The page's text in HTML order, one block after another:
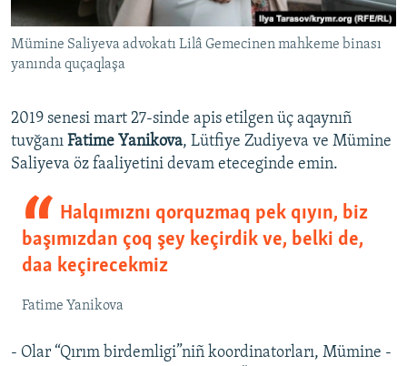
Mümine Saliyeva advokatı Lilâ Gemecinen mahkeme binası
yanında quçaqlaşa
2019 senesi mart 27-sinde apis etilgen üç aqaynıñ
tuvğanı Fatime Yanikova, Lütfiye Zudiyeva ve Mümine
Saliyeva öz faaliyetini devam eteceginde emin.
Halqımıznı qorquzmaq pek qıyın, biz
başımızdan çoq şey keçirdik ve, belki de,
daa keçirecekmiz
Fatime Yanikova
- Olar “Qırım birdemligi”niñ koordinatorları, Mümine -